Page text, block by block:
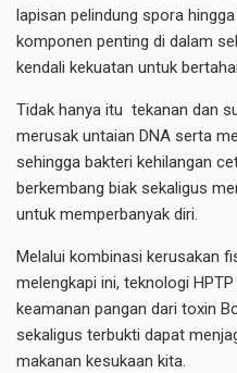
lapisan pelindung spora
komponen penting di dalam
kendali kekuatan untuk
Tidak hanya itu tekanan dan
merusak untaian DNA serta
sehingga bakteri kehilangan
berkembang biak sekaligus
untuk memperbanyak diri.
Melalui kombinasi kerusakan
melengkapi ini, teknologi
keamanan pangan dari toxin
sekaligus terbukti dapat
makanan kesukaan kita.